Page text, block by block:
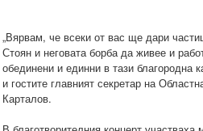
„Вярвам, че всеки от вас ще дари
Стоян и неговата борба да живее и
обединени и единни в тази благородна
и гостите главният секретар на
Карталов.